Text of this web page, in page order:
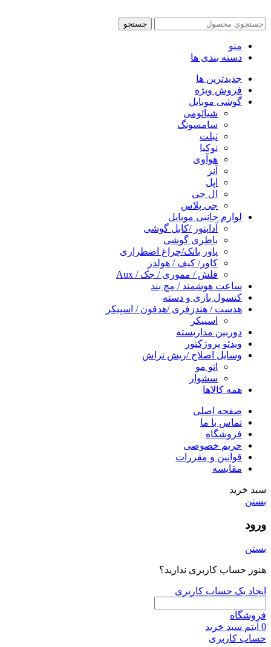
جستجو
منو
دسته بندی ها
جدیدترین ها
فروش ویژه
گوشی موبایل
شیائومی
سامسونگ
تبلت
نوکیا
هوآوی
آنر
اپل
ال جی
جی پلاس
لوازم جانبی موبایل
آداپتور /کابل گوشی
باطری گوشی
پاور بانک/چراغ اضطراری
کاور/ کیف / هولدر
فلش / مموری / جک / Aux
ساعت هوشمند / مچ بند
کنسول بازی و دسته
هدست / هندزفری /هدفون / اسپیکر
اسپیکر
دوربین مداربسته
ویدئو پروژکتور
وسایل اصلاح /ریش تراش
اتو مو
سشوار
همه کالاها
صفحه اصلی
تماس با ما
فروشگاه
حریم خصوصی
قوانین و مقررات
مقایسه
سبد خرید
بستن
ورود
بستن
هنوز حساب کاربری ندارید؟
ایجاد یک حساب کاربری
فروشگاه
0 آیتم سبد خرید
حساب کاربری